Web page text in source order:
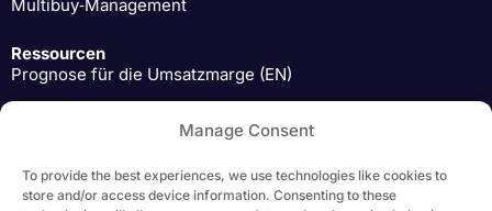
Manage Consent
To provide the best experiences, we use technologies like cookies to
store and/or access device information. Consenting to these
Multibuy‑Management
Ressourcen
Prognose für die Umsatzmarge (EN)